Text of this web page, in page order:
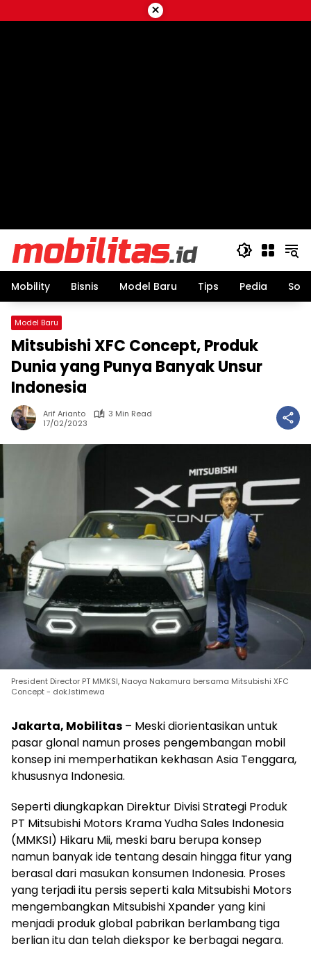
to
×
Mobility Bisnis Model Baru Tips Pedia
Model Baru
Mitsubishi XFC Concept, Produk
Dunia yang Punya Banyak Unsur
Indonesia
Arif Arianto
3 Min Read
17/02/2023
President Director PT MMKSI, Naoya Nakamura bersama Mitsubishi XFC
Concept - dok.Istimewa
Jakarta, Mobilitas – Meski diorientasikan untuk
pasar glonal namun proses pengembangan mobil
konsep ini memperhatikan kekhasan Asia Tenggara,
khususnya Indonesia.
Seperti diungkapkan Direktur Divisi Strategi Produk
PT Mitsubishi Motors Krama Yudha Sales Indonesia
(MMKSI) Hikaru Mii, meski baru berupa konsep
namun banyak ide tentang desain hingga fitur yang
berasal dari masukan konsumen Indonesia. Proses
yang terjadi itu persis seperti kala Mitsubishi Motors
mengembangkan Mitsubishi Xpander yang kini
menjadi produk global pabrikan berlambang tiga
berlian itu dan telah diekspor ke berbagai negara.